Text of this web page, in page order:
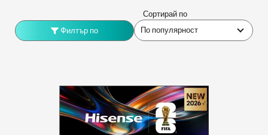
Филтър по
Сортирай по
По популярност